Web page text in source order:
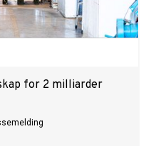
for 2 milliarder